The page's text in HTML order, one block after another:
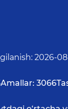
: 2026-
Amallar: 3066